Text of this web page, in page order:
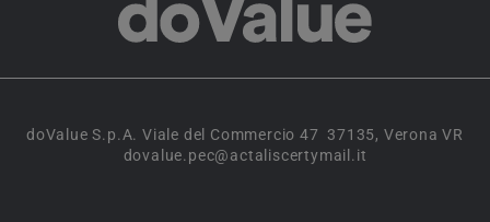
doValue S.p.A. Viale del Commercio 47 37135, Verona VR
dovalue.pec@actaliscertymail.it